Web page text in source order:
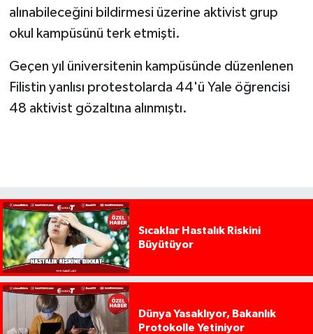
alınabileceğini bildirmesi üzerine aktivist grup
okul kampüsünü terk etmişti.
Geçen yıl üniversitenin kampüsünde düzenlenen
Filistin yanlısı protestolarda 44'ü Yale öğrencisi
48 aktivist gözaltına alınmıştı.
Sıcaklar Hastalık Riskini
Büyütüyor
Dünya Yasaklıyor, Bakanlık
Protokolle Yetiniyor